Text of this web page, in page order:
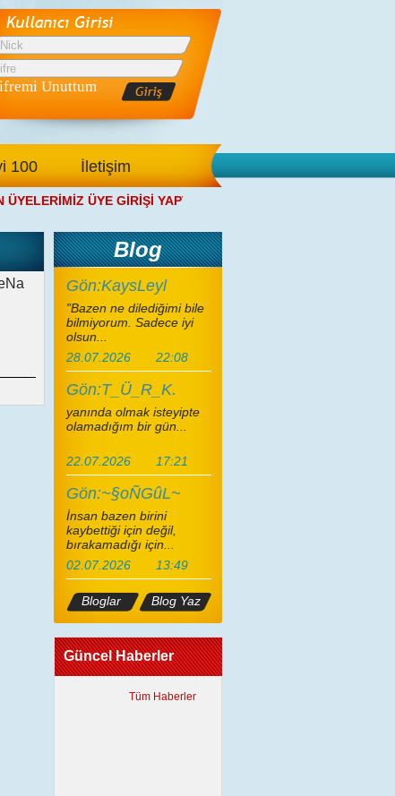
Unuttum
100 İletişim
ÜYE GİRİŞİ YAPTIKTAN SONRA ANA
Blog
Gön:KaysLeyl
"Bazen ne dilediğimi bile
bilmiyorum. Sadece iyi
olsun...
28.07.2026
22:08
Gön:T_Ü_R_K.
yanında olmak isteyipte
olamadığım bir gün...
22.07.2026 17:21
Gön:~§oÑGûL~
İnsan bazen birini
kaybettiği için değil,
bırakamadığı için...
02.07.2026
13:49
Bloglar Blog Yaz
Güncel Haberler
Tüm Haberler